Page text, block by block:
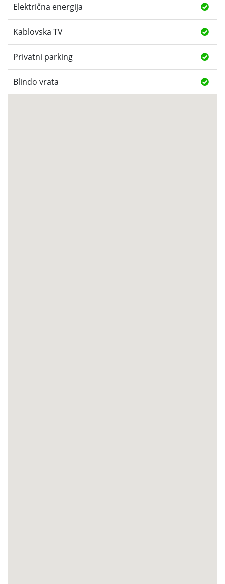
Električna energija
Kablovska TV
Privatni parking
Blindo vrata